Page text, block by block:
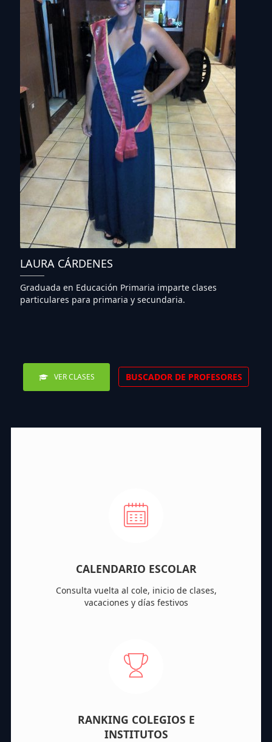
LAURA CÁRDENES
Graduada en Educación Primaria imparte clases
particulares para primaria y secundaria.
VER CLASES BUSCADOR DE PROFESORES
CALENDARIO ESCOLAR
Consulta vuelta al cole, inicio de clases,
vacaciones y días festivos
RANKING COLEGIOS E
INSTITUTOS